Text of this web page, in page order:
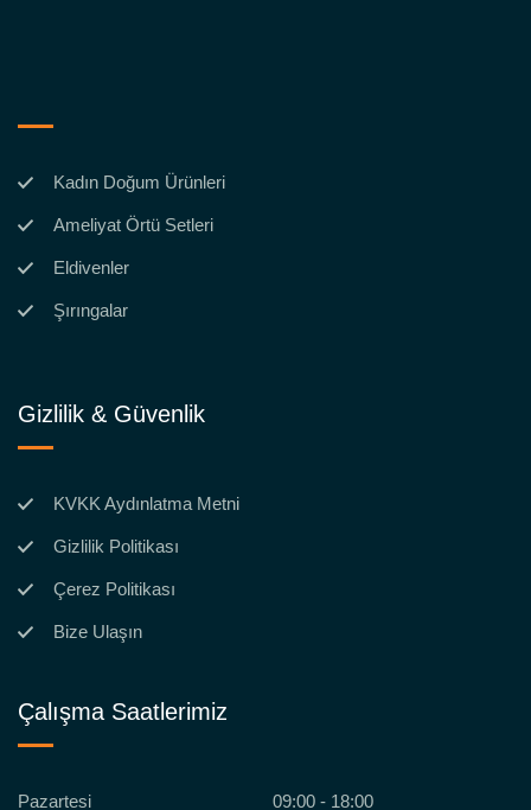
Kadın Doğum Ürünleri
Ameliyat Örtü Setleri
Eldivenler
Şırıngalar
Gizlilik & Güvenlik
KVKK Aydınlatma Metni
Gizlilik Politikası
Çerez Politikası
Bize Ulaşın
Çalışma Saatlerimiz
Pazartesi 09:00 - 18:00